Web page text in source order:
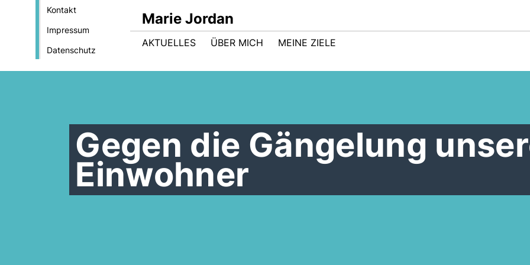
Kontakt
Impressum
Datenschutz
Marie Jordan
AKTUELLES ÜBER MICH MEINE ZIELE
Gegen die Gängelung
Einwohner